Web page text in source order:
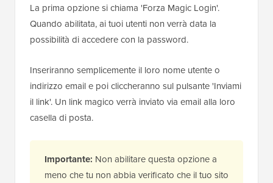
La prima opzione si chiama 'Forza Magic Login'.
Quando abilitata, ai tuoi utenti non verrà data la
possibilità di accedere con la password.
Inseriranno semplicemente il loro nome utente o
indirizzo email e poi cliccheranno sul pulsante 'Inviami
il link'. Un link magico verrà inviato via email alla loro
casella di posta.
Importante: Non abilitare questa opzione a
meno che tu non abbia verificato che il tuo sito